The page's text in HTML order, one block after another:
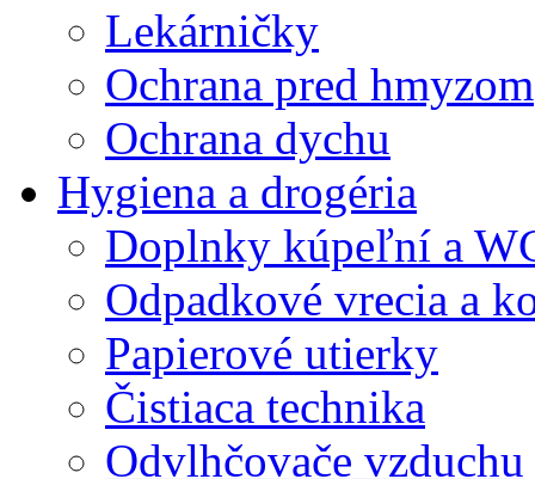
Lekárničky
Ochrana pred hmyzom
Ochrana dychu
Hygiena a drogéria
Doplnky kúpeľní a
Odpadkové vrecia a
Papierové utierky
Čistiaca technika
Odvlhčovače vzduchu